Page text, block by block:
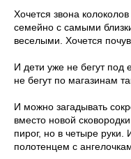
Хочется звона
семейно с самыми
веселыми. Хочется
И дети уже не бегут под
не бегут по магазинам
И можно загадывать
вместо новой
пирог, но в четыре
полотенцем с